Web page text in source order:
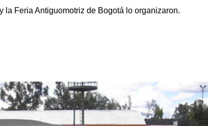
la Feria Antiguomotriz de Bogotá lo organizaron.